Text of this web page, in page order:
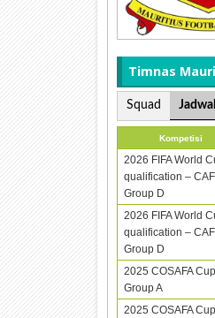
Timnas
Squad
Kompetisi
2026 FIFA World
qualification – CAF
Group D
2026 FIFA World
qualification – CAF
Group D
2025 COSAFA Cup
Group A
2025 COSAFA Cup